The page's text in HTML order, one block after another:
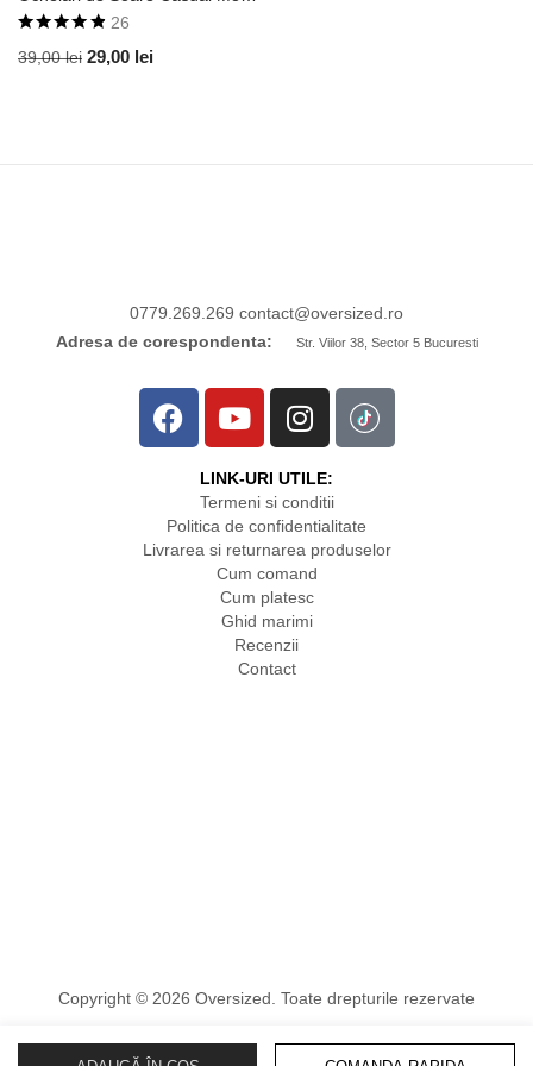
4.85din 5
26
39,00lei 29,00 lei
0779.269.269 contact@oversized.ro
Adresa de corespondenta:
Str. Viilor 38, Sector 5 Bucuresti
LINK-URI UTILE:
Termeni si conditii
Politica de confidentialitate
Livrarea si returnarea produselor
Cum comand
Cum platesc
Ghid marimi
Recenzii
Contact
Copyright © 2026 Oversized. Toate drepturile rezervate